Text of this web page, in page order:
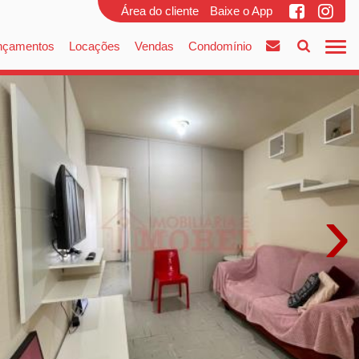
Área do cliente Baixe o App
Locações Vendas Condomínio
›